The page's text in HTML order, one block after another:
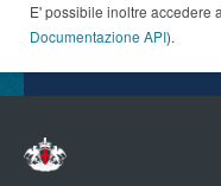
E' possibile inoltre accedere
Documentazione API).